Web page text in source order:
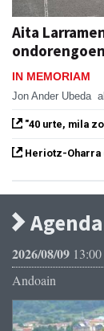
Aita
IN MEMORIAM
Jon Ander Ubeda
"40 urte, mila
Heriotz-Oharra
Agenda
2026/08/09 13:00
Andoain